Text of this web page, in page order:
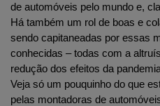
de automóveis pelo mundo e,
Há também um rol de boas e
sendo capitaneadas por essas
conhecidas – todas com a
redução dos efeitos da
Veja só um pouquinho do que
pelas montadoras de